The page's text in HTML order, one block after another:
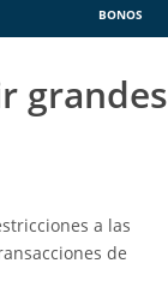
BONOS
grandes
a las
de